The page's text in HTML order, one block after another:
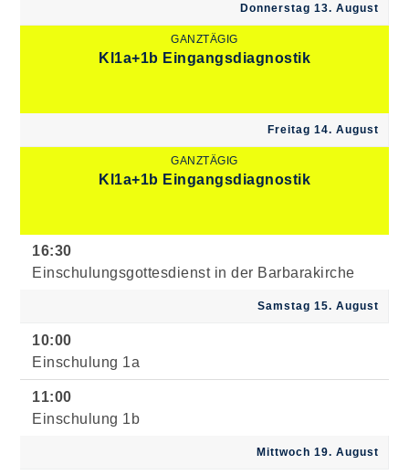
Donnerstag 13. August
GANZTÄGIG
Kl1a+1b Eingangsdiagnostik
Freitag 14. August
GANZTÄGIG
Kl1a+1b Eingangsdiagnostik
16:30
Einschulungsgottesdienst in der Barbarakirche
Samstag 15. August
10:00
Einschulung 1a
11:00
Einschulung 1b
Mittwoch 19. August